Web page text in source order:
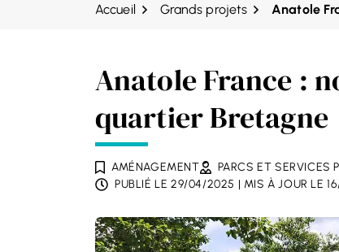
Accueil Grands projets Anatole
Anatole France :
quartier Bretagne
AMÉNAGEMENT PARCS ET SERVICES
PUBLIÉ LE 29/04/2025 | MIS À JOUR LE